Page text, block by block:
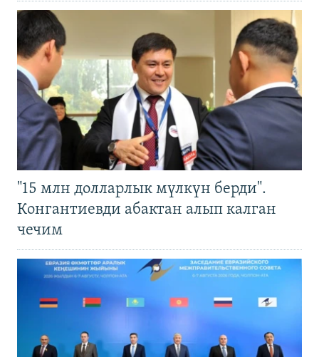
"15 млн долларлык мүлкүн берди".
Конгантиевди абактан алып калган
чечим